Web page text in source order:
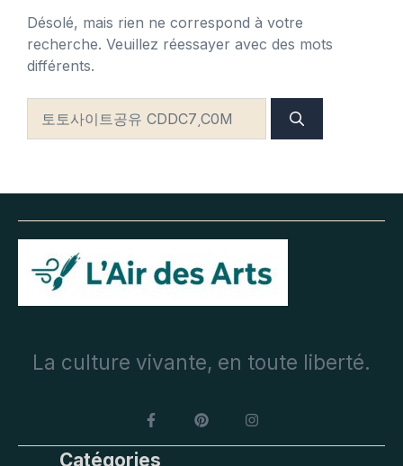
Désolé, mais rien ne correspond à votre
recherche. Veuillez réessayer avec des mots
différents.
La culture vivante, en toute liberté.
Catégories